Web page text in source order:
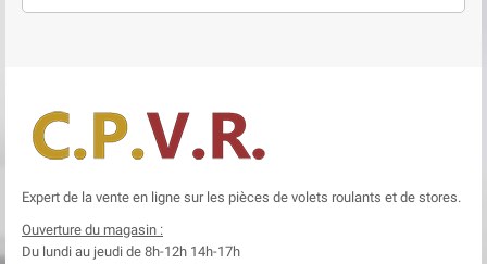
Expert de la vente en ligne sur les pièces de volets roulants et de stores.
Ouverture du magasin :
Du lundi au jeudi de 8h-12h 14h-17h